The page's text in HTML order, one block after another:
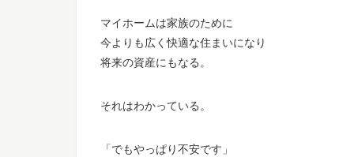
マイホームは家族のために
今よりも広く快適な住まいになり
将来の資産にもなる。
それはわかっている。
「でもやっぱり不安です」